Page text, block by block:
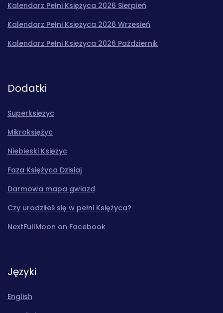
Kalendarz Pełni Księżyca 2026 Sierpień
Kalendarz Pełni Księżyca 2026 Wrzesień
Kalendarz Pełni Księżyca 2026 Październik
Dodatki
Superksiężyc
Mikroksiężyc
Niebieski Księżyc
Faza Księżyca Dzisiaj
Darmowa mapa gwiazd
Czy urodziłeś się w pełni Księżyca?
NextFullMoon on Facebook
Języki
English